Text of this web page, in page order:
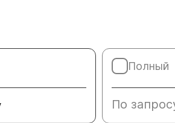
из белого мрамора
в виде гитары
комбинированные
Полный
По